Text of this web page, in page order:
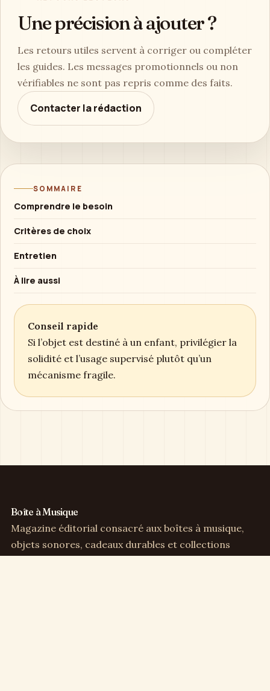
Une précision à ajouter ?
Les retours utiles servent à corriger ou compléter
les guides. Les messages promotionnels ou non
vérifiables ne sont pas repris comme des faits.
Contacter la rédaction
SOMMAIRE
Comprendre le besoin
Critères de choix
Entretien
À lire aussi
Conseil rapide
Si l’objet est destiné à un enfant, privilégier la
solidité et l’usage supervisé plutôt qu’un
mécanisme fragile.
Boîte à Musique
Magazine éditorial consacré aux boîtes à musique,
objets sonores, cadeaux durables et collections